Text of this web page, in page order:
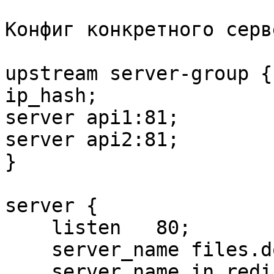
Конфиг конкретного
upstream server-group {
ip_hash;
server api1:81;
server api2:81;
}
server {